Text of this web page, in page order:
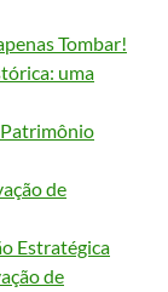
Tombar!
uma
Patrimônio
de
Estratégica
de